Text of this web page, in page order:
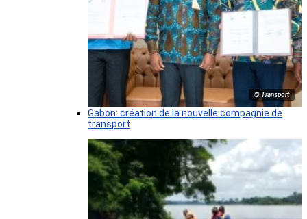
© Transport
Gabon: création de la nouvelle compagnie de
transport